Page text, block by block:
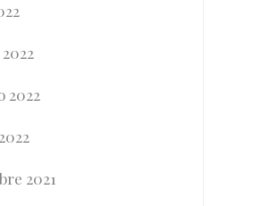
2022
2021